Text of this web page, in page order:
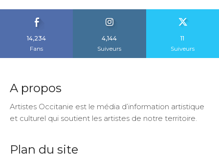
14,234
Fans
4,144
Suiveurs
11
Suiveurs
A propos
Artistes Occitanie est le média d’information artistique
et culturel qui soutient les artistes de notre territoire.
Plan du site